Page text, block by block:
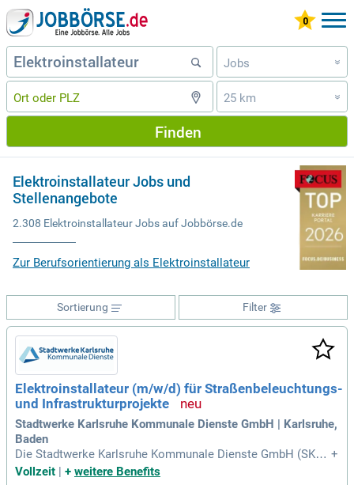
Jobs »
25 km »
Finden
Elektroinstallateur Jobs und
Stellenangebote
2.308 Elektroinstallateur Jobs auf Jobbörse.de
Zur Berufsorientierung als Elektroinstallateur
Filter
Sortierung
Elektroinstallateur (m/w/d) für Straßenbeleuchtungs-
und Infrastrukturprojekte
Stadtwerke Karlsruhe Kommunale Dienste GmbH | Karlsruhe,
Baden
Die Stadtwerke Karlsruhe Kommunale Dienste GmbH (SKD)
sucht einen Elektroinstallateur (m/w/d) für spannende Straß
+
Vollzeit
+ weitere Benefits